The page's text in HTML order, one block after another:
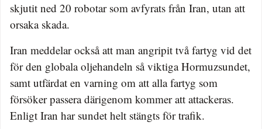
skjutit ned 20 robotar som avfyrats från Iran, utan att
orsaka skada.
Iran meddelar också att man angripit två fartyg vid det
för den globala oljehandeln så viktiga Hormuzsundet,
samt utfärdat en varning om att alla fartyg som
försöker passera därigenom kommer att attackeras.
Enligt Iran har sundet helt stängts för trafik.